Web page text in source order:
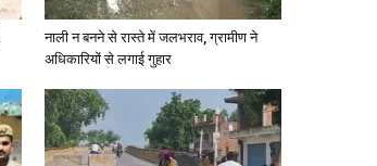
नाली न बनने से रास्ते में जलभराव, ग्रामीण ने
अधिकारियों से लगाई गुहार